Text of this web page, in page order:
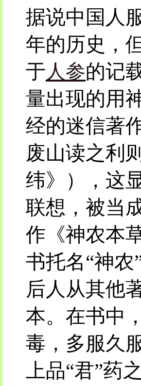
据说中国人
年的历史，
于人参的记
量出现的用
经的迷信著
废山读之利
纬》），这
联想，被当
作《神农本
书托名“神
后人从其他
本。在书中，
毒，多服久
上品“君”药